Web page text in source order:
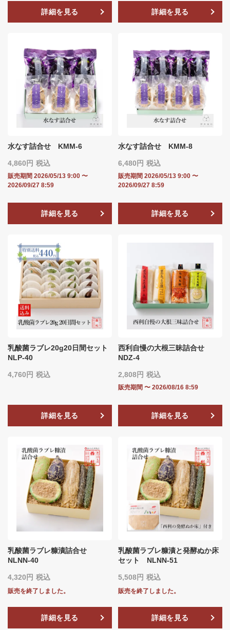
詳細を見る 詳細を見る
水なす詰合せ KMM-6
4,860 税込
販売期間 2026/05/13 9:00 〜
2026/09/27 8:59
詳細を見る
水なす詰合せ KMM-8
6,480 税込
販売期間 2026/05/13 9:00 〜
2026/09/27 8:59
詳細を見る
乳酸菌ラブレ20g20日間セット
NLP-40
4,760 税込
詳細を見る
西利自慢の大根三昧詰合せ
NDZ-4
2,808 税込
販売期間 〜 2026/08/16 8:59
詳細を見る
乳酸菌ラブレ糠漬詰合せ
NLNN‐40
4,320 税込
販売を終了しました。
詳細を見る
乳酸菌ラブレ糠漬と発酵ぬか床
セット NLNN‐51
5,508 税込
販売を終了しました。
詳細を見る